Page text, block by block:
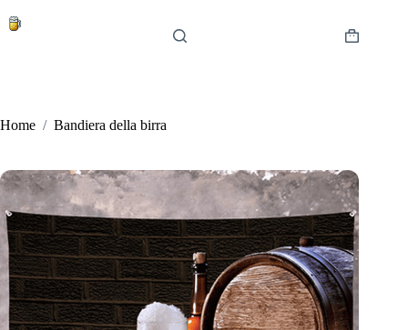
Carrello
Home / Bandiera della birra